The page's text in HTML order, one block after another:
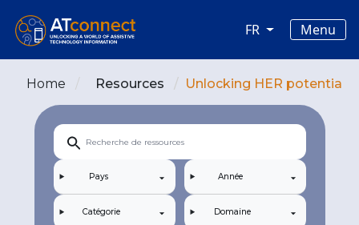
Main navigation
FR Menu
Home Resources Unlocking HER potential:
Pays Année
Catégorie Domaine